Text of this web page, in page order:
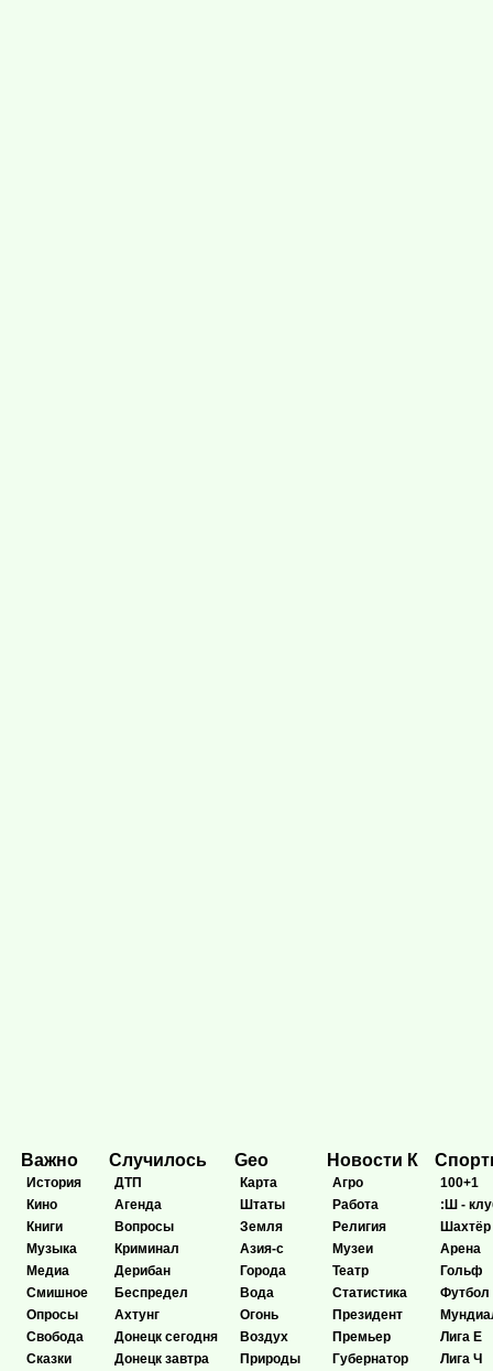
Важно
История
Кино
Книги
Музыка
Медиа
Смишное
Опросы
Свобода
Сказки
Случилось
ДТП
Агенда
Вопросы
Криминал
Дерибан
Беспредел
Ахтунг
Донецк сегодня
Донецк завтра
Geo
Карта
Штаты
Земля
Азия-с
Города
Вода
Огонь
Воздух
Природы
Новости К
Агро
Работа
Религия
Музеи
Театр
Статистика
Президент
Премьер
Губернатор
100+1
:Ш -
Шахтёр
Арена
Гольф
Футбол
Лига Е
Лига Ч